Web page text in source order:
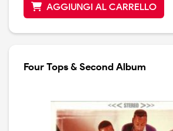
AGGIUNGI AL CARRELLO
Four Tops & Second Album